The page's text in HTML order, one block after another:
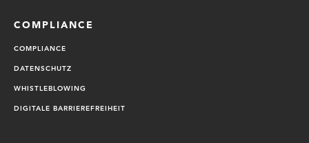
COMPLIANCE
COMPLIANCE
DATENSCHUTZ
WHISTLEBLOWING
DIGITALE BARRIEREFREIHEIT